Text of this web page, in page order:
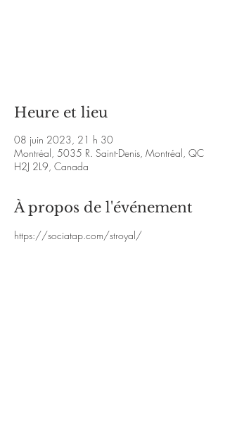
Heure et lieu
08 juin 2023, 21 h 30
Montréal, 5035 R. Saint-Denis, Montréal, QC
H2J 2L9, Canada
À propos de l'événement
https://sociatap.com/stroyal/